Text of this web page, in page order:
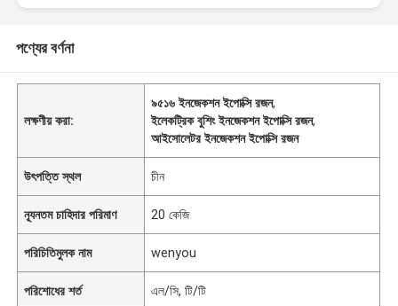
পণ্যের বর্ণনা
লক্ষণীয় করা:
৯৫১৬ ইনজেকশন ইপোক্সি রজন,
ইলেকট্রিক বুশিং ইনজেকশন ইপোক্সি রজন,
আইসোলেটর ইনজেকশন ইপোক্সি রজন
উৎপত্তি স্থল চীন
ন্যূনতম চাহিদার পরিমাণ 20 কেজি
পরিচিতিমুলক নাম wenyou
পরিশোধের শর্ত এল/সি, টি/টি